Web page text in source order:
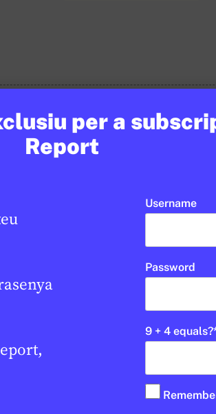
per a
Report
Username
Password
9 + 4 equals?